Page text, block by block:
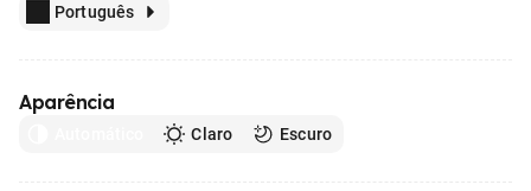
Português
Aparência
Claro Escuro